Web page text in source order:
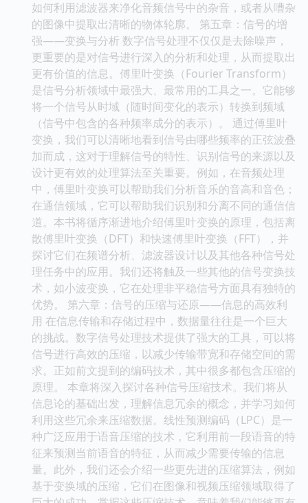
如何利用滤波器来净化音频信号中的杂音，或者从嘈杂
的图像中提取出清晰的物体轮廓。 第五章：信号的增
强——变换与分析 数字信号处理不仅仅是去除噪声，
更重要的是对信号进行深入的分析和处理，从而提取出
更有价值的信息。傅里叶变换（Fourier Transform）
是信号分析领域中最强大、最常用的工具之一。它能够
将一个信号从时域（随时间变化的表示）转换到频域
（信号中包含的各种频率成分的表示）。 通过傅里叶
变换，我们可以清晰地看到信号由哪些频率的正弦波叠
加而成，这对于理解信号的特性、识别信号的来源以及
设计更有效的处理算法至关重要。例如，在音频处理
中，傅里叶变换可以帮助我们分析音乐的音高和音色；
在通信领域，它可以帮助我们识别和分离不同的通信信
道。本书将循序渐进地介绍傅里叶变换的原理，包括离
散傅里叶变换（DFT）和快速傅里叶变换（FFT），并
探讨它们在频谱分析、滤波器设计以及其他各种信号处
理任务中的应用。我们还将触及一些其他的信号变换技
术，如小波变换，它在处理非平稳信号方面具有独特的
优势。 第六章：信号的压缩与还原——信息的高效利
用 在信息传输和存储过程中，数据量往往是一个巨大
的挑战。数字信号处理技术提供了强大的工具，可以将
信号进行高效的压缩，以减少传输带宽和存储空间的需
求。正如前文提到的编码技术，其中很多都包含压缩的
原理。 本章将深入探讨各种信号压缩技术。我们将从
信息论的基础出发，理解信息冗余的概念，并学习如何
利用这些冗余来压缩数据。线性预测编码（LPC）是一
种广泛应用于语音压缩的技术，它利用前一段语音的特
征来预测当前语音的特征，从而减少需要传输的信息
量。此外，我们还会介绍一些更先进的压缩算法，例如
基于变换域的压缩，它们在图像和视频压缩领域取得了